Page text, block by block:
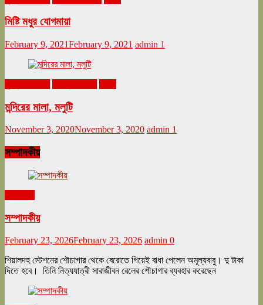
মিষ্টি মধুর যোগমায়া
February 9, 2021February 9, 2021 admin 1
মন্দিরের মালা, মলুটি
November 3, 2020November 3, 2020 admin 1
সম্পাদকীয়
সম্পাদকীয়
February 23, 2026February 23, 2026 admin 0
শিয়ালদহ স্টেশনের শৌচাগার থেকে বেরোতে গিয়েই বাধা পেলেন অমূল্যবাবু। দু টাকা
দিতে হবে। তিনি নিত্যযাত্রী সারাজীবন রেলের শৌচাগার ব্যবহার করেছেন